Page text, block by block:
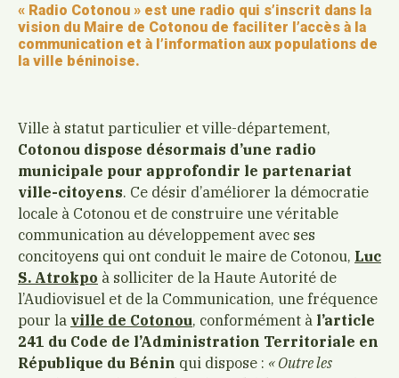
« Radio Cotonou » est une radio qui s’inscrit dans la
vision du Maire de Cotonou de faciliter l’accès à la
communication et à l’information aux populations de
la ville béninoise.
Ville à statut particulier et ville-département,
Cotonou dispose désormais d’une radio
municipale pour approfondir le partenariat
ville-citoyens. Ce désir d’améliorer la démocratie
locale à Cotonou et de construire une véritable
communication au développement avec ses
concitoyens qui ont conduit le maire de Cotonou, Luc
S. Atrokpo à solliciter de la Haute Autorité de
l’Audiovisuel et de la Communication, une fréquence
pour la ville de Cotonou, conformément à l’article
241 du Code de l’Administration Territoriale en
République du Bénin qui dispose : « Outre les